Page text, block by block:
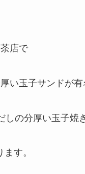
店で
い玉子サンドが有
しの分厚い玉子焼
す。